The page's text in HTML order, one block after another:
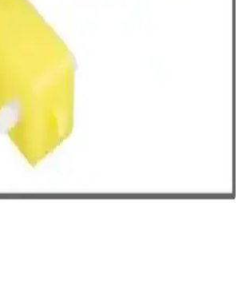
Parça Plastik Dişli Çark Seti ile
Geliştirin
seti, robotik ve hobi projeleri için ideal.
dişlilerle mekanik yapılar oluşturun,
sunar.
Kodlama Etkinlikleri 4:
ve Motor Gelişimine Uygun
becerilerini geliştiren koparmalı robotik